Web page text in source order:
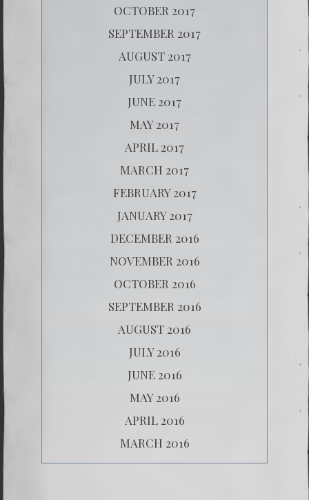
OCTOBER 2017
SEPTEMBER 2017
AUGUST 2017
JULY 2017
JUNE 2017
MAY 2017
APRIL 2017
MARCH 2017
FEBRUARY 2017
JANUARY 2017
DECEMBER 2016
NOVEMBER 2016
OCTOBER 2016
SEPTEMBER 2016
AUGUST 2016
JULY 2016
JUNE 2016
MAY 2016
APRIL 2016
MARCH 2016